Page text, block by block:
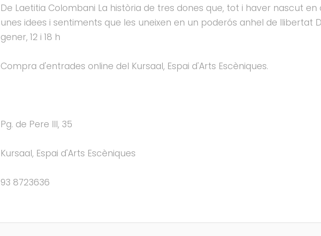
De Laetitia Colombani La història de tres dones que, tot i haver nascut
unes idees i sentiments que les uneixen en un poderós anhel de llibertat
gener, 12 i 18 h
Compra d'entrades online del Kursaal, Espai d'Arts Escèniques.
Pg. de Pere III, 35
Kursaal, Espai d'Arts Escèniques
93 8723636